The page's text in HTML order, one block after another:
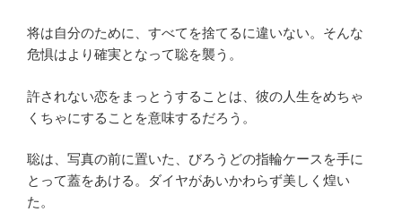
将は自分のために、すべてを捨てるに違いない。そんな
危惧はより確実となって聡を襲う。
許されない恋をまっとうすることは、彼の人生をめちゃ
くちゃにすることを意味するだろう。
聡は、写真の前に置いた、びろうどの指輪ケースを手に
とって蓋をあける。ダイヤがあいかわらず美しく煌い
た。